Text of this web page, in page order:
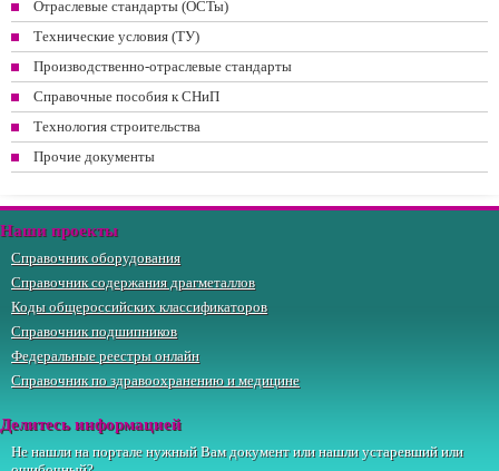
Отраслевые стандарты (ОСТы)
Технические условия (ТУ)
Производственно-отраслевые стандарты
Справочные пособия к СНиП
Технология строительства
Прочие документы
Наши проекты
Справочник оборудования
Справочник содержания драгметаллов
Коды общероссийских классификаторов
Справочник подшипников
Федеральные реестры онлайн
Справочник по здравоохранению и медицине
Делитесь информацией
Не нашли на портале нужный Вам документ или нашли устаревший или